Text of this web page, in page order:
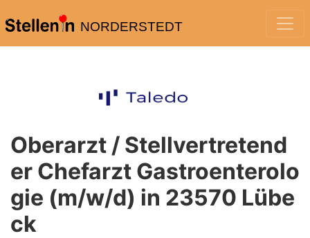
NORDERSTEDT
Oberarzt / Stellvertretend
er Chefarzt Gastroenterolo
gie (m/w/d) in 23570 Lübe
ck